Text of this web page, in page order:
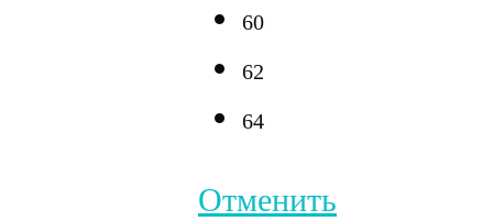
60
62
64
Отменить